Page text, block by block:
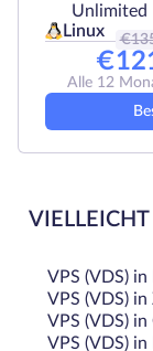
Unlimited
Linux
€
€
Alle 12
VPS (VDS) in
VPS (VDS) in
VPS (VDS)
VPS (VDS) in